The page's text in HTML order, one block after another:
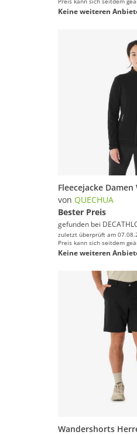
Keine weiteren
von QUECHUA
Bester Preis
gefunden bei
zuletzt überprüft am
Preis kann sich seitdem
Keine weiteren